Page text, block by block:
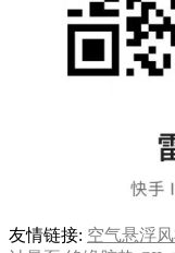
友情链接: 空气悬浮